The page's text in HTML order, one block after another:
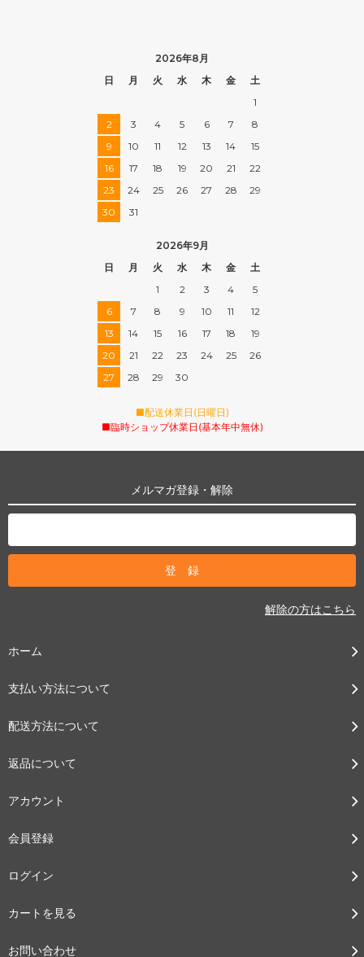
2026年8月
日
月 火 水 木 金
土
1
2
3 4 5 6 7
8
9
10 11 12 13 14
15
16
17 18 19 20 21
22
23
24 25 26 27 28
29
30
31
2026年9月
日
月 火 水 木 金
土
1
2 3 4
5
6
7 8 9 10 11
12
13
14 15 16 17 18
19
20
21 22 23 24 25
26
27
28 29 30
■配送休業日(日曜日)
■臨時ショップ休業日(基本年中無休)
メルマガ登録・解除
解除の方はこちら
ホーム
支払い方法について
配送方法について
返品について
アカウント
会員登録
ログイン
カートを見る
お問い合わせ